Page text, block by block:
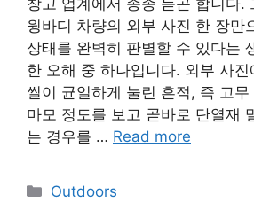
창고 업계에서 종종 듣곤 합니다.
윙바디 차량의 외부 사진 한 장만
상태를 완벽히 판별할 수 있다는
한 오해 중 하나입니다. 외부 사진
씰이 균일하게 눌린 흔적, 즉 고
마모 정도를 보고 곧바로 단열재
는 경우를 … Read more
Categories
Outdoors